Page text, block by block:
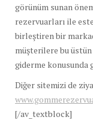
görünüm sunan
rezervuarları ile
birleştiren bir
müşterilere bu üstün
giderme konusunda
Diğer sitemizi de
[/av_textblock]